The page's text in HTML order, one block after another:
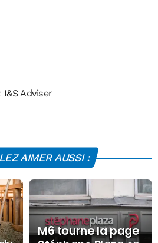
Adviser
AIMER AUSSI :
M6 tourne la page